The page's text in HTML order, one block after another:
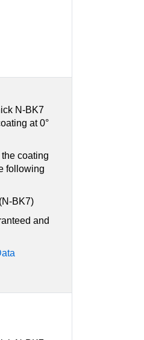
N-BK7
at 0°
coating
following
BK7)
and